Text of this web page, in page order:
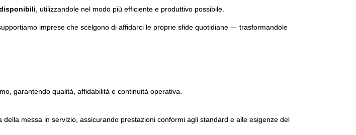
, utilizzandole nel modo più efficiente e produttivo possibile.
imprese che scelgono di affidarci le proprie sfide quotidiane — trasformandole
garantendo qualità, affidabilità e continuità operativa.
messa in servizio, assicurando prestazioni conformi agli standard e alle esigenze del